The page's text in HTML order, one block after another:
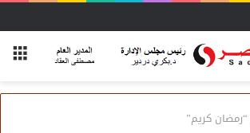
الصحية في مصر والشرق الأوسط وأفريقيا..
كريم”